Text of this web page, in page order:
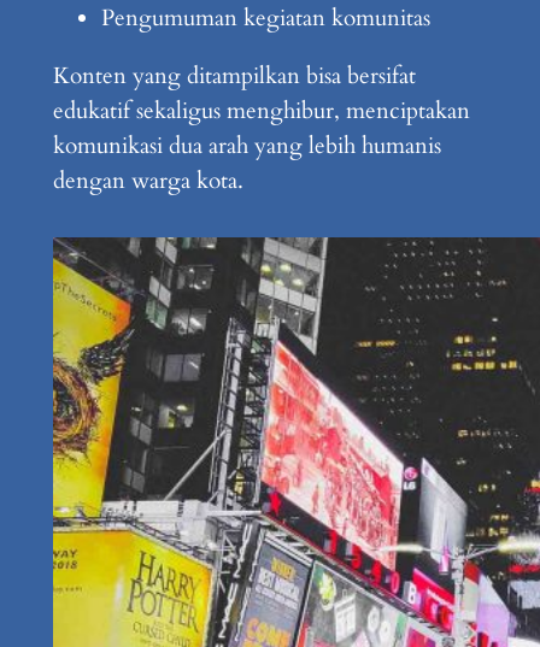
Pengumuman kegiatan komunitas
Konten yang ditampilkan bisa bersifat
edukatif sekaligus menghibur, menciptakan
komunikasi dua arah yang lebih humanis
dengan warga kota.